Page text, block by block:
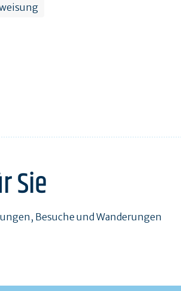
Sie
Besuche und Wanderungen